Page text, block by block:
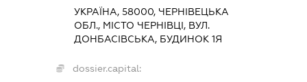
УКРАЇНА, 58000, ЧЕРНІВЕЦЬКА
ОБЛ., МІСТО ЧЕРНІВЦІ, ВУЛ.
ДОНБАСІВСЬКА, БУДИНОК 1Я
dossier.capital: